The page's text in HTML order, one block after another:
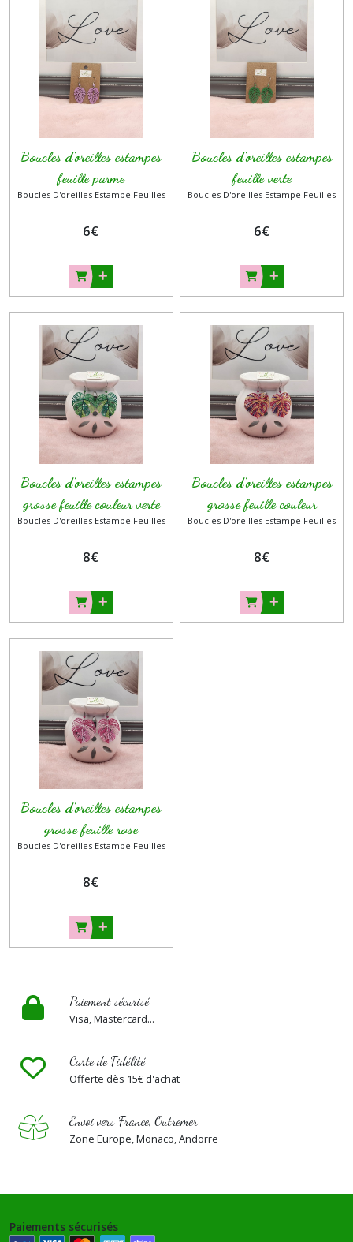
Boucles d'oreilles estampes
feuille parme
Boucles D'oreilles Estampe Feuilles
6€
Boucles d'oreilles estampes
feuille verte
Boucles D'oreilles Estampe Feuilles
6€
Boucles d'oreilles estampes
grosse feuille couleur verte
Boucles D'oreilles Estampe Feuilles
8€
Boucles d'oreilles estampes
grosse feuille couleur
rouge/violet/jaune et orange
Boucles D'oreilles Estampe Feuilles
8€
Boucles d'oreilles estampes
grosse feuille rose
Boucles D'oreilles Estampe Feuilles
8€
Paiement sécurisé
Visa, Mastercard...
Carte de Fidélité
Offerte dès 15€ d'achat
Envoi vers France, Outremer
Zone Europe, Monaco, Andorre
Boucles
d'oreilles
polymère
Boucles
Estampe
spirale
Estampe
Feuilles
(5)
Boucles
d'oreilles
Estampe
fleur
(20)
Clous
d'oreilles
percées)
(3)
Boucles
d'oreilles
Cabochon
doré
(10)
Boucles
d'oreilles
Afficher
Paiements sécurisés